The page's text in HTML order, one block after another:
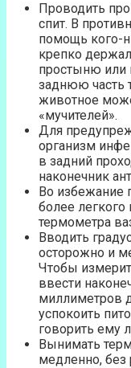
Проводить
спит. В
помощь кого-
крепко
простыню или
заднюю часть
животное
«мучителей».
Для
организм
в задний
наконечник
Во избежание
более
термометра
Вводить
осторожно и
Чтобы
ввести
миллиметров
успокоить
говорить ему
Вынимать
медленно, без